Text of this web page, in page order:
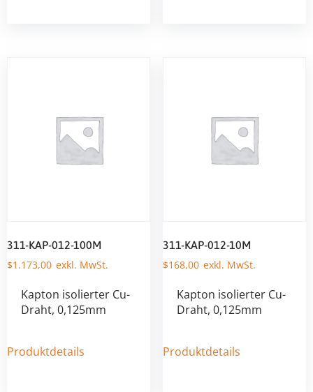
311-KAP-012-100M
$1.173,00
Kapton isolierter Cu-
Draht, 0,125mm
Produktdetails
311-KAP-012-10M
$168,00
Kapton isolierter Cu-
Draht, 0,125mm
Produktdetails